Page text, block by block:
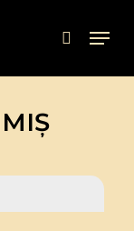
search